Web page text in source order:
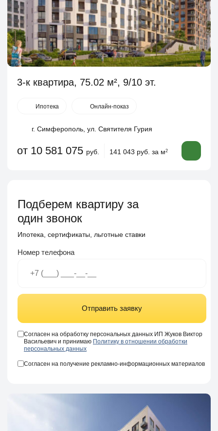
3-к квартира, 75.02 м², 9/10 эт.
Ипотека Онлайн-показ
г. Симферополь, ул. Святителя Гурия
от 10 581 075 руб. 141 043 руб. за м2
Подберем квартиру за
один звонок
Ипотека, сертификаты, льготные ставки
Номер телефона
Отправить заявку
Согласен на обработку персональных данных ИП Жуков Виктор
Васильевич и принимаю Политику в отношении обработки
персональных данных
Согласен на получение рекламно-информационных материалов